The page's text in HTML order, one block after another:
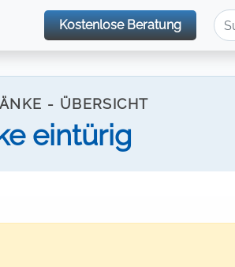
Kostenlose Beratung
- ÜBERSICHT
eintürig